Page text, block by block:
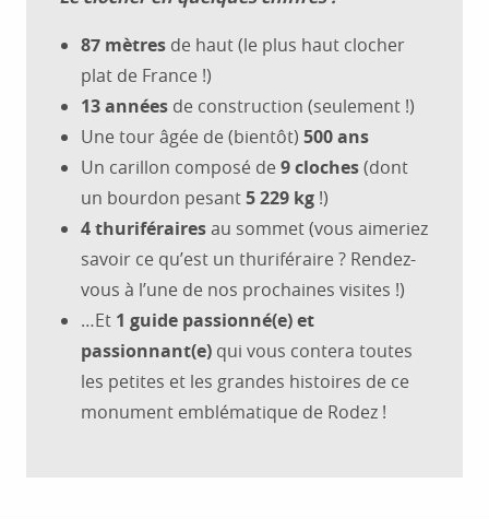
87 mètres de haut (le plus haut clocher
plat de France !)
13 années de construction (seulement !)
Une tour âgée de (bientôt) 500 ans
Un carillon composé de 9 cloches(dont
un bourdon pesant5 229 kg !)
4 thuriférairesau sommet (vous aimeriez
savoir ce qu’est un thuriféraire ? Rendez-
vous à l’une de nos prochaines visites !)
…Et 1 guide passionné(e) et
passionnant(e) qui vous contera toutes
les petites et les grandes histoires de ce
monument emblématique de Rodez !